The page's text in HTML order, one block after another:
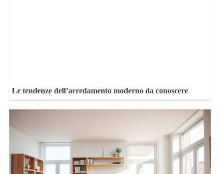
Le tendenze dell’arredamento moderno da conoscere